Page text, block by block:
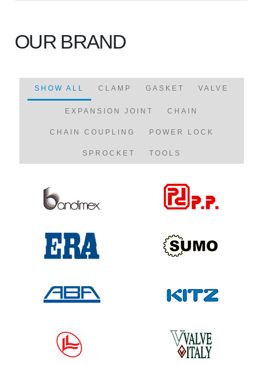
OUR BRAND
SHOW ALL CLAMP GASKET VALVE
EXPANSION JOINT CHAIN
CHAIN COUPLING POWER LOCK
SPROCKET TOOLS